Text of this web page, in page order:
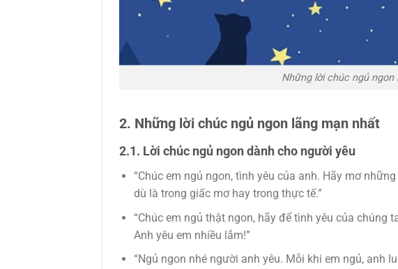
Những lời chúc ngủ ngon
2. Những lời chúc ngủ ngon lãng mạn nhất
2.1. Lời chúc ngủ ngon dành cho người yêu
“Chúc em ngủ ngon, tình yêu của anh. Hãy mơ
dù là trong giấc mơ hay trong thực tế.”
“Chúc em ngủ thật ngon, hãy để tình yêu của chúng
Anh yêu em nhiều lắm!”
“Ngủ ngon nhé người anh yêu. Mỗi khi em ngủ, anh